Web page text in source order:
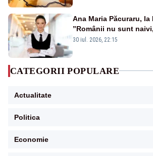
Ana Maria Păcuraru, la
”Românii nu sunt
Bolojan”
30 iul. 2026, 22:15
CATEGORII POPULARE
Actualitate
Politica
Economie